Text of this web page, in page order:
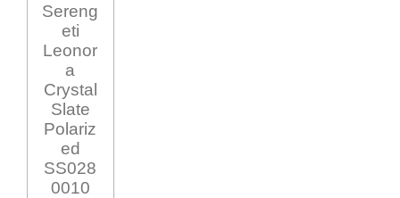
Sereng
eti
Leonor
a
Crystal
Slate
Polariz
ed
SS028
0010